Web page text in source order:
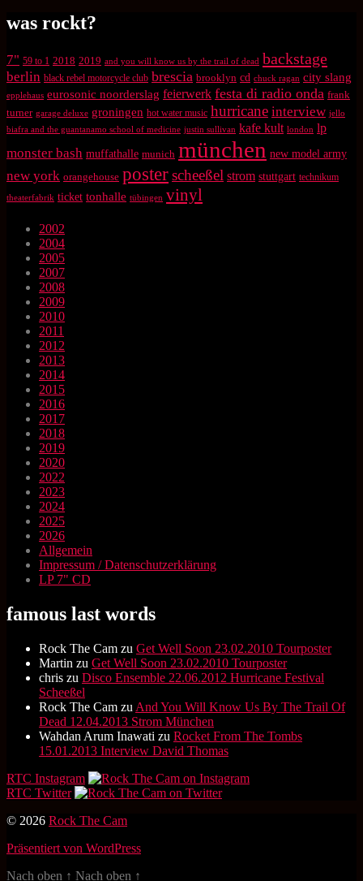
was rockt?
7" 59 to 1 2018 2019 and you will know us by the trail of dead backstage
berlin black rebel motorcycle club brescia brooklyn cd chuck ragan city slang
epplehaus eurosonic noorderslag feierwerk festa di radio onda frank
turner garage deluxe groningen hot water music hurricane interview jello
biafra and the guantanamo school of medicine justin sullivan kafe kult london lp
monster bash muffathalle munich münchen new model army
new york orangehouse posterscheeßel strom stuttgart technikum
theaterfabrik ticket tonhalle tübingen vinyl
2002
2004
2005
2007
2008
2009
2010
2011
2012
2013
2014
2015
2016
2017
2018
2019
2020
2022
2023
2024
2025
2026
Allgemein
Impressum / Datenschutzerklärung
LP 7" CD
famous last words
Rock The Cam zu Get Well Soon 23.02.2010 Tourposter
Martin zu Get Well Soon 23.02.2010 Tourposter
chris zu Disco Ensemble 22.06.2012 Hurricane Festival
Scheeßel
Rock The Cam zu And You Will Know Us By The Trail Of
Dead 12.04.2013 Strom München
Wahdan Arum Inawati zu Rocket From The Tombs
15.01.2013 Interview David Thomas
RTC Instagram
RTC Twitter
© 2026 Rock The Cam
Präsentiert von WordPress
Nach oben ↑ Nach oben ↑